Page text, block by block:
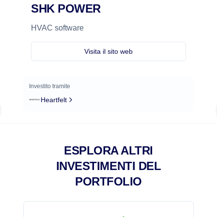
SHK POWER
HVAC software
Visita il sito web
Investito tramite
Heartfelt
ESPLORA ALTRI
INVESTIMENTI DEL
PORTFOLIO